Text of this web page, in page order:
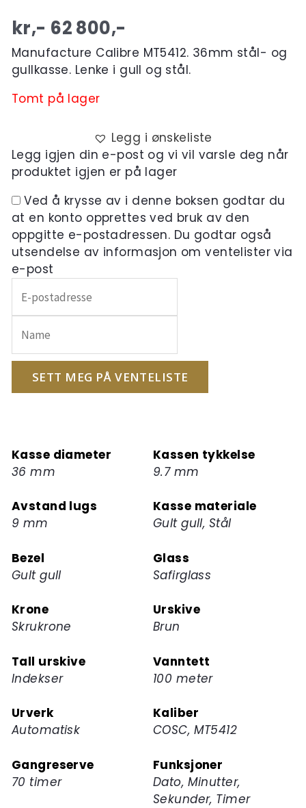
kr,- 62 800,-
Manufacture Calibre MT5412. 36mm stål- og
gullkasse. Lenke i gull og stål.
Tomt på lager
Legg i ønskeliste
Legg igjen din e-post og vi vil varsle deg når
produktet igjen er på lager
Ved å krysse av i denne boksen godtar du
at en konto opprettes ved bruk av den
oppgitte e-postadressen. Du godtar også
utsendelse av informasjon om ventelister via
e-post
inn
e-
postadressen
din
ventelisten
for
produktet
SETT MEG PÅ VENTELISTE
Kasse diameter
36 mm
Kassen tykkelse
9.7 mm
Avstand lugs
9 mm
Kasse materiale
Gult gull, Stål
Bezel
Gult gull
Glass
Safirglass
Krone
Skrukrone
Urskive
Brun
Tall urskive
Indekser
Vanntett
100 meter
Urverk
Automatisk
Kaliber
COSC, MT5412
Gangreserve
70 timer
Funksjoner
Dato, Minutter,
Sekunder, Timer